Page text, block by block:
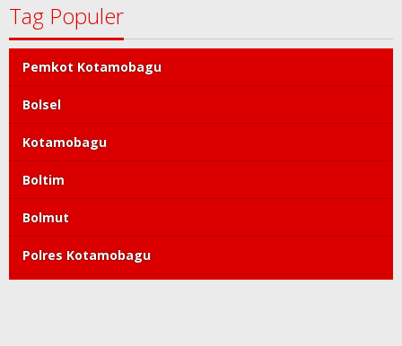
Tag Populer
Pemkot Kotamobagu
Bolsel
Kotamobagu
Boltim
Bolmut
Polres Kotamobagu